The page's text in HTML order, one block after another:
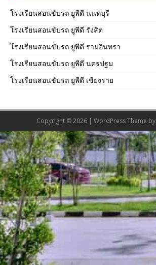
โรงเรียนสอนขับรถ ยูพีดี นนทบุรี
โรงเรียนสอนขับรถ ยูพีดี รังสิต
โรงเรียนสอนขับรถ ยูพีดี รามอินทรา
โรงเรียนสอนขับรถ ยูพีดี นครปฐม
โรงเรียนสอนขับรถ ยูพีดี เชียงราย
Copyright © 2026 | WordPress Theme by